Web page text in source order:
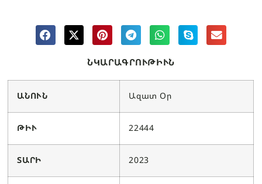
ՆԿԱՐԱԳՐՈՒԹԻՒՆ
ԱՆՈՒՆ Ազատ Օր
ԹԻՒ 22444
ՏԱՐԻ 2023